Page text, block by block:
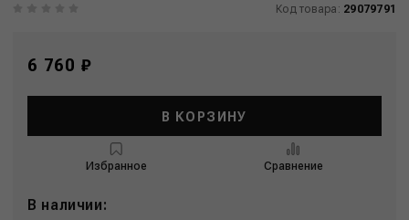
Код товара: 29079791
6 760 ₽
В КОРЗИНУ
Избранное Сравнение
В наличии: